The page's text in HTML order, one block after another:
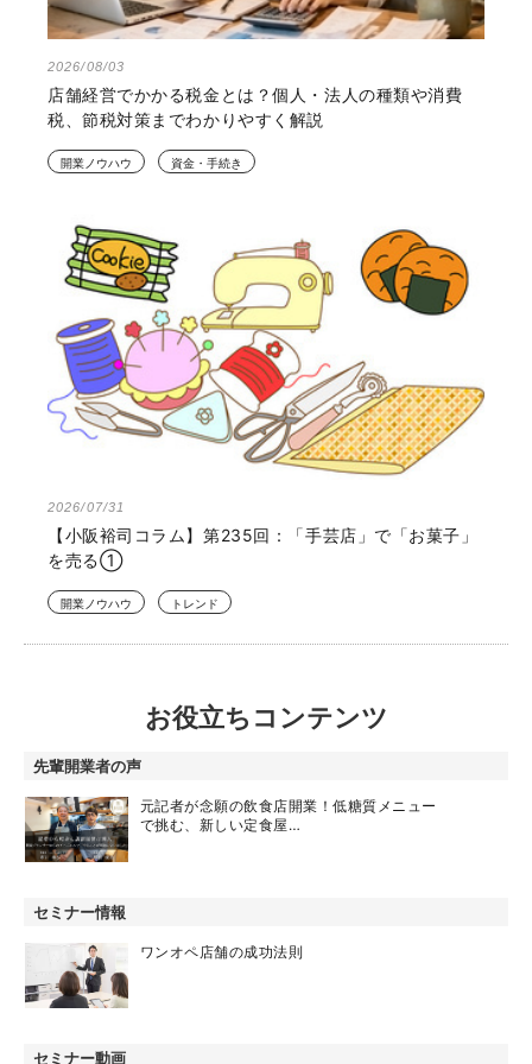
2026/08/03
店舗経営でかかる税金とは？個人・法人の種類や消費
税、節税対策までわかりやすく解説
開業ノウハウ 資金・手続き
2026/07/31
【小阪裕司コラム】第235回：「手芸店」で「お菓子」
を売る①
開業ノウハウ トレンド
お役立ちコンテンツ
先輩開業者の声
元記者が念願の飲食店開業！低糖質メニュー
で挑む、新しい定食屋…
セミナー情報
ワンオペ店舗の成功法則
セミナー動画